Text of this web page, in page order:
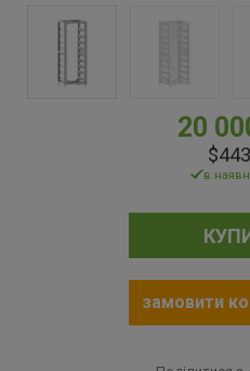
20
в
замовити